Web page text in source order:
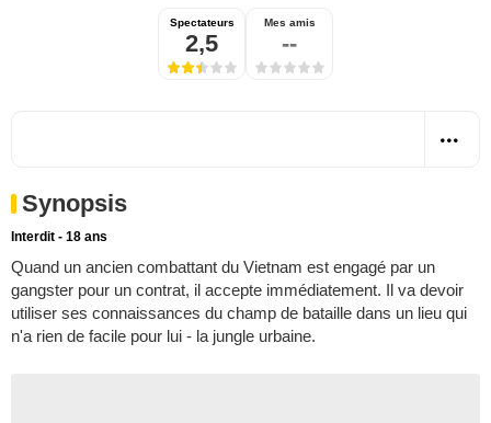
Spectateurs
2,5
Mes amis
--
Synopsis
Interdit - 18 ans
Quand un ancien combattant du Vietnam est engagé par un
gangster pour un contrat, il accepte immédiatement. Il va devoir
utiliser ses connaissances du champ de bataille dans un lieu qui
n'a rien de facile pour lui - la jungle urbaine.